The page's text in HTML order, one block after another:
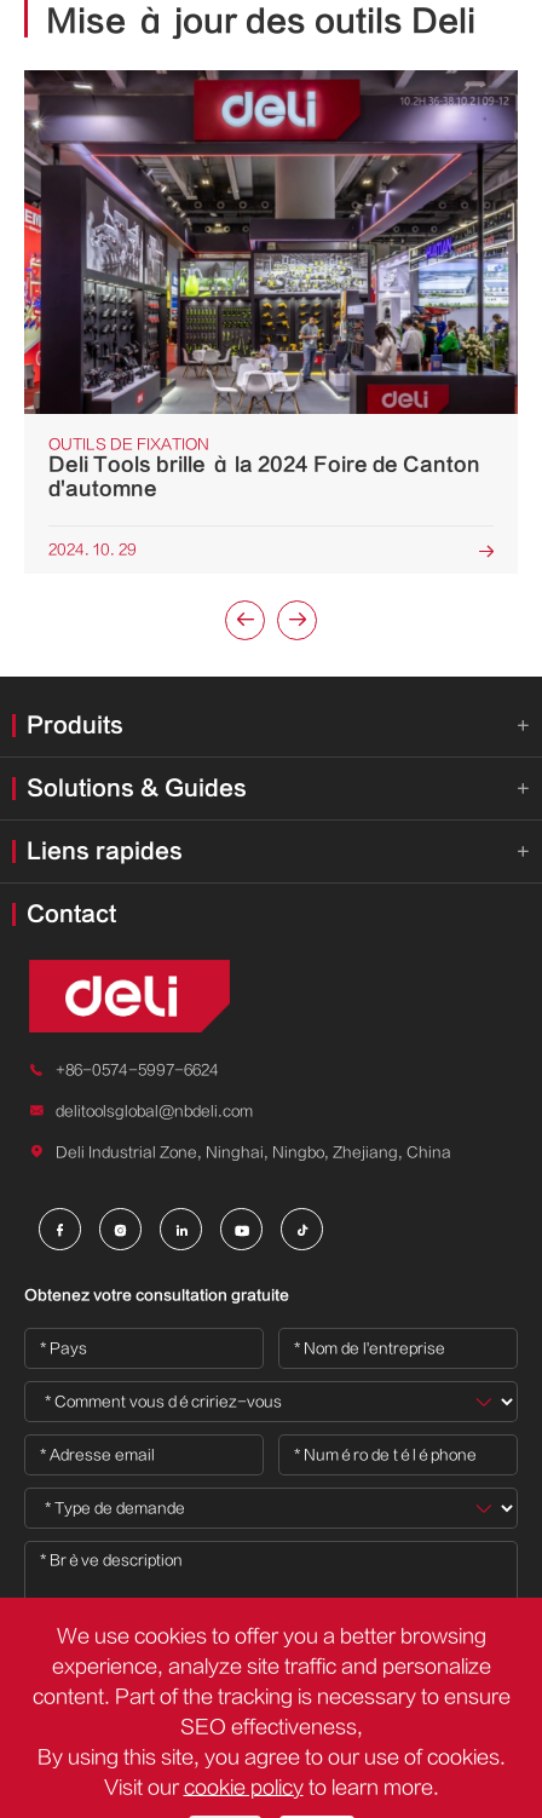
Mise à jour des outils Deli
OUTILS DE FIXATION
Deli Tools brille à la 2024 Foire de Canton
d'automne
2024. 10. 29 
 
Produits 
Solutions & Guides 
Liens rapides 
Contact
 +86-0574-5997-6624
 delitoolsglobal@nbdeli.com
 Deli Industrial Zone, Ninghai, Ningbo, Zhejiang, China
    
Obtenez votre consultation gratuite
Droit d'auteur ©Deli Group Co.,Ltd.Tous droits réservés.
We use cookies to offer you a better browsing
experience, analyze site traffic and personalize
content. Part of the tracking is necessary to ensure
SEO effectiveness,
By using this site, you agree to our use of cookies.
Visit our cookie policyto learn more.